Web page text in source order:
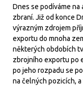
Dnes se podíváme na
zbraní. Již od konce
výrazným zdrojem
exportu do mnoha
některých obdobích
zbrojního exportu po
po jeho rozpadu se
na čelných pozicích,